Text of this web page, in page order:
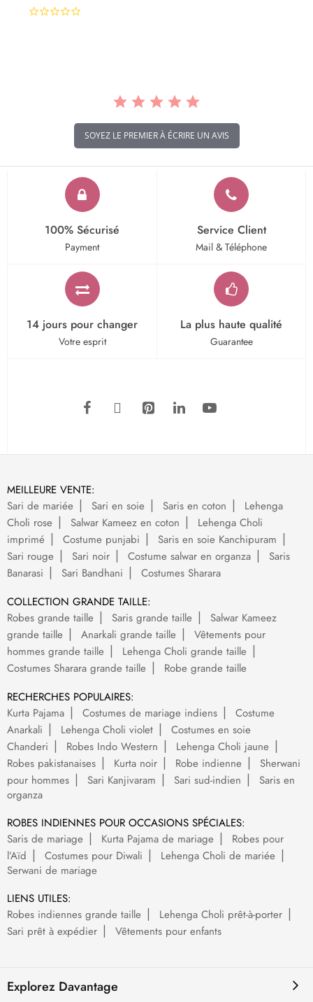
SOYEZ LE PREMIER À ÉCRIRE UN AVIS
100% Sécurisé
Payment
Service Client
Mail & Téléphone
14 jours pour changer
Votre esprit
La plus haute qualité
Guarantee
MEILLEURE VENTE:
Sari de mariée
Sari en soie Saris en coton
Lehenga
Choli rose
Salwar Kameez en coton
Lehenga Choli
imprimé
Costume punjabi
Saris en soie Kanchipuram
Sari rouge
Sari noir Costume salwar en organza
Saris
Banarasi
Sari Bandhani
Costumes Sharara
COLLECTION GRANDE TAILLE:
Robes grande taille
Saris grande taille
Salwar Kameez
grande taille
Anarkali grande taille
Vêtements pour
hommes grande taille
Lehenga Choli grande taille
Costumes Sharara grande taille
Robe grande taille
RECHERCHES POPULAIRES:
Kurta Pajama
Costumes de mariage indiens
Costume
Anarkali
Lehenga Choli violet
Costumes en soie
Chanderi
Robes Indo Western
Lehenga Choli jaune
Robes pakistanaises
Kurta noir Robe indienne
Sherwani
pour hommes
Sari Kanjivaram Sari sud-indien
Saris en
organza
ROBES INDIENNES POUR OCCASIONS SPÉCIALES:
Saris de mariage
Kurta Pajama de mariage
Robes pour
l’Aïd
Costumes pour Diwali
Lehenga Choli de mariée
Serwani de mariage
LIENS UTILES:
Robes indiennes grande taille
Lehenga Choli prêt-à-porter
Sari prêt à expédier
Vêtements pour enfants
Explorez Davantage